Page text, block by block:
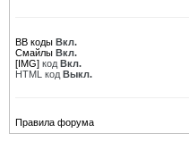
BB коды Вкл.
Смайлы Вкл.
[IMG] код Вкл.
HTML код Выкл.
Правила форума